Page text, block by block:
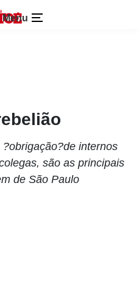
Menu
internos
são as principais
de São Paulo